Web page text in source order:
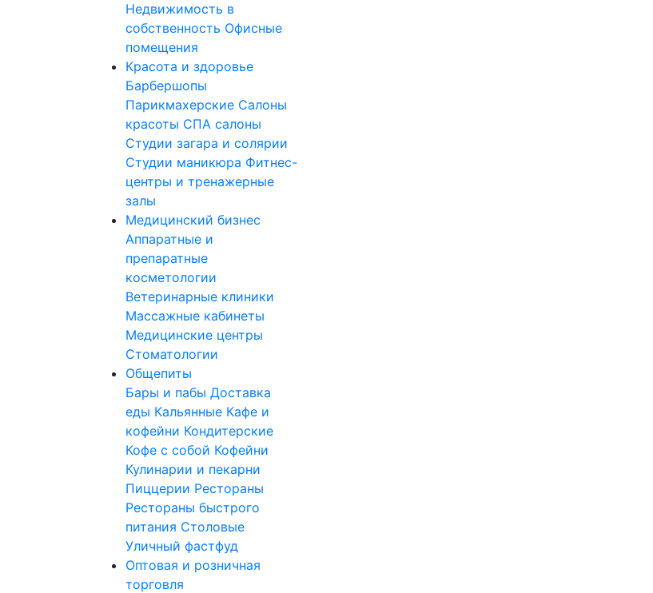
Недвижимость в
собственность Офисные
помещения
Красота и здоровье
Барбершопы
Парикмахерские Салоны
красоты СПА салоны
Студии загара и солярии
Студии маникюра Фитнес-
центры и тренажерные
залы
Медицинский бизнес
Аппаратные и
препаратные
косметологии
Ветеринарные клиники
Массажные кабинеты
Медицинские центры
Стоматологии
Общепиты
Бары и пабы Доставка
еды Кальянные Кафе и
кофейни Кондитерские
Кофе с собой Кофейни
Кулинарии и пекарни
Пиццерии Рестораны
Рестораны быстрого
питания Столовые
Уличный фастфуд
Оптовая и розничная
торговля